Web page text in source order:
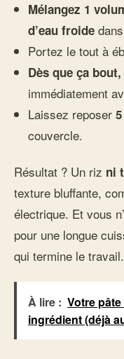
Mélangez 1
d’eau froide
Portez le tout à
Dès que ça
immédiatement
Laissez reposer
couvercle.
Résultat ? Un riz ni
texture bluffante,
électrique. Et vous
pour une longue
qui termine le travail.
À lire : Votre
ingrédient (déjà